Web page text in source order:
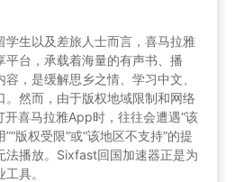
学生以及差旅人士而言，喜马拉雅
平台，承载着海量的有声书、播
，是缓解思乡之情、学习中文、
。然而，由于版权地域限制和网络
开喜马拉雅App时，往往会遭遇“该
版权受限”或“该地区不支持”的提
法播放。Sixfast回国加速器正是为
具。